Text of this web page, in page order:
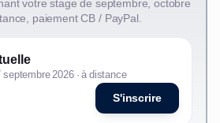
votre stage de septembre, octobre
paiement CB / PayPal.
2026 · à distance
S'inscrire